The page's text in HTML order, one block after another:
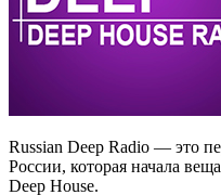
Russian Deep Radio — это
России, которая начала
Deep House.